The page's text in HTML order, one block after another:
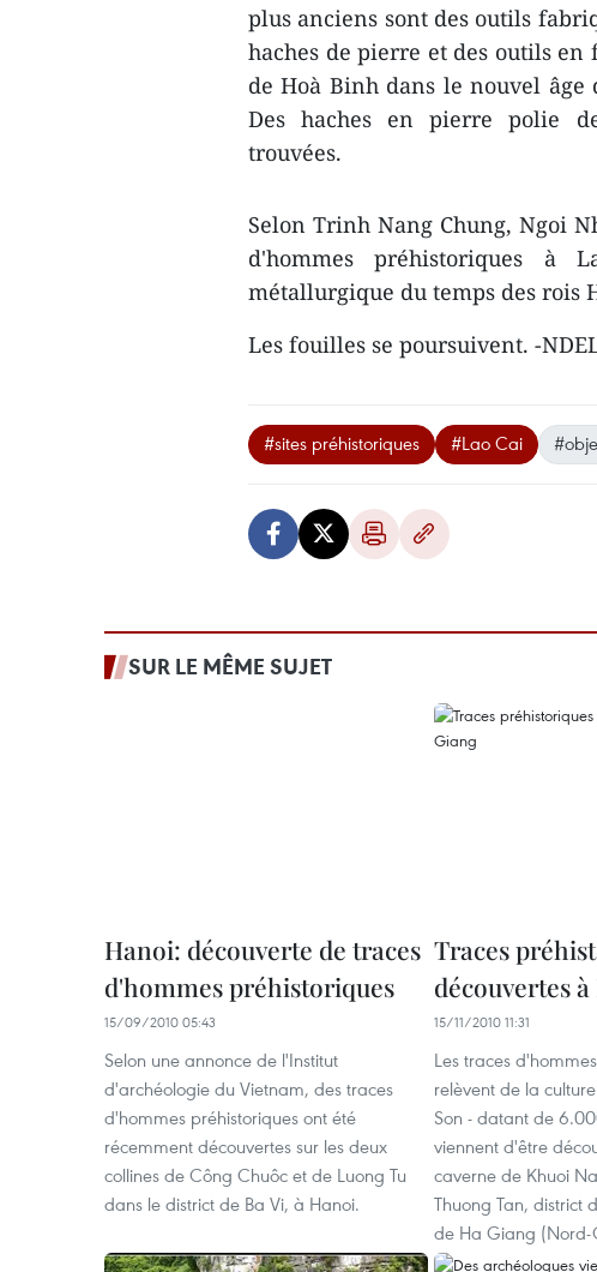
plus anciens sont des outils
haches de pierre et des outils
de Hoà Binh dans le nouvel
Des haches en pierre polie
trouvées.
Selon Trinh Nang Chung, Ngoi
d'hommes préhistoriques à
métallurgique du temps des rois
Les fouilles se poursuivent. -
#sites préhistoriques #Lao Cai
SUR LE MÊME SUJET
Hanoi: découverte de traces
d'hommes préhistoriques
15/09/2010 05:43
Selon une annonce de l'Institut
d'archéologie du Vietnam, des traces
d'hommes préhistoriques ont été
récemment découvertes sur les deux
collines de Công Chuôc et de Luong Tu
dans le district de Ba Vi, à Hanoi.
Traces
découvertes
15/11/2010 11:31
Les traces
relèvent de la
Son - datant de
viennent d'être
caverne de Khuoi
Thuong Tan, district
de Ha Giang (Nord-